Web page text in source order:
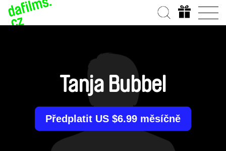
Tanja Bubbel
Předplatit US $6.99 měsíčně